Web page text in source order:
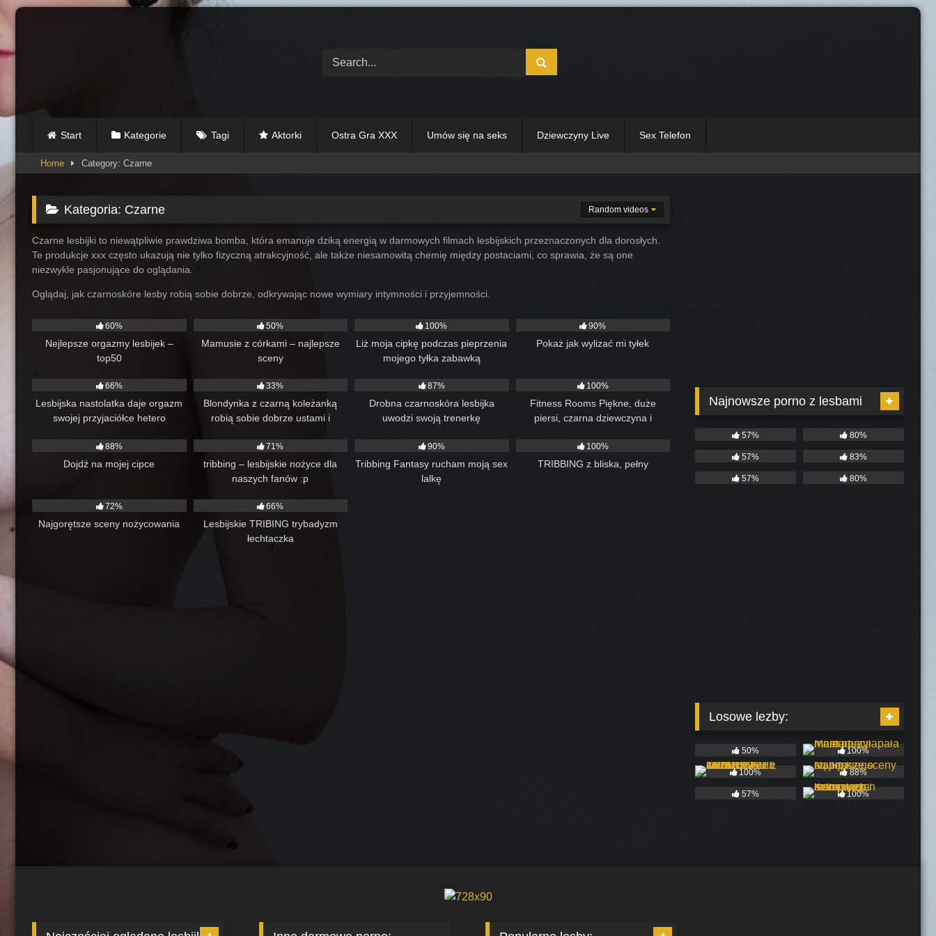
Skip
Start Kategorie Tagi Aktorki Ostra Gra XXX Umów się na seks Dziewczyny Live Sex Telefon
Home Category: Czarne
Kategoria: Czarne
Czarne lesbijki to niewątpliwie prawdziwa bomba, która emanuje dziką energią w darmowych filmach lesbijskich przeznaczonych dla dorosłych.
Te produkcje xxx często ukazują nie tylko fizyczną atrakcyjność, ale także niesamowitą chemię między postaciami, co sprawia, że są one
niezwykle pasjonujące do oglądania.
Oglądaj, jak czarnoskóre lesby robią sobie dobrze, odkrywając nowe wymiary intymności i przyjemności.
Random videos
60%
Nejlepsze orgazmy lesbijek –
top50
50%
Mamusie z córkami – najlepsze
sceny
100%
Liż moja cipkę podczas pieprzenia
mojego tyłka zabawką
90%
Pokaż jak wylizać mi tyłek
66%
Lesbijska nastolatka daje orgazm
swojej przyjaciółce hetero
33%
Blondynka z czarną koleżanką
robią sobie dobrze ustami i
87%
Drobna czarnoskóra lesbijka
uwodzi swoją trenerkę
100%
Fitness Rooms Piękne, duże
piersi, czarna dziewczyna i
lesbijskimi orgazmami,
romantyczne nożyczki i palcówka
88%
Dojdź na mojej cipce
71%
tribbing – lesbijskie nożyce dla
naszych fanów :p
90%
Tribbing Fantasy rucham moją sex
lalkę
100%
TRIBBING z bliska, pełny
72%
Najgorętsze sceny nożycowania
66%
Lesbijskie TRIBING trybadyzm
łechtaczka
Najnowsze porno z lesbami
57% 80%
57% 83%
57% 80%
Losowe lezby:
50% 100%
100% 88%
57% 100%